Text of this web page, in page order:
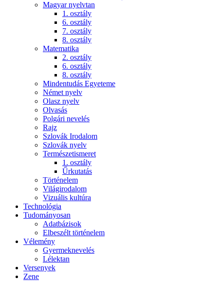
Magyar nyelvtan
1. osztály
6. osztály
7. osztály
8. osztály
Matematika
2. osztály
6. osztály
8. osztály
Mindentudás Egyeteme
Német nyelv
Olasz nyelv
Olvasás
Polgári nevelés
Rajz
Szlovák Irodalom
Szlovák nyelv
Természetismeret
1. osztály
Űrkutatás
Történelem
Világirodalom
Vizuális kultúra
Technológia
Tudományosan
Adatbázisok
Elbeszélt történelem
Vélemény
Gyermeknevelés
Lélektan
Versenyek
Zene